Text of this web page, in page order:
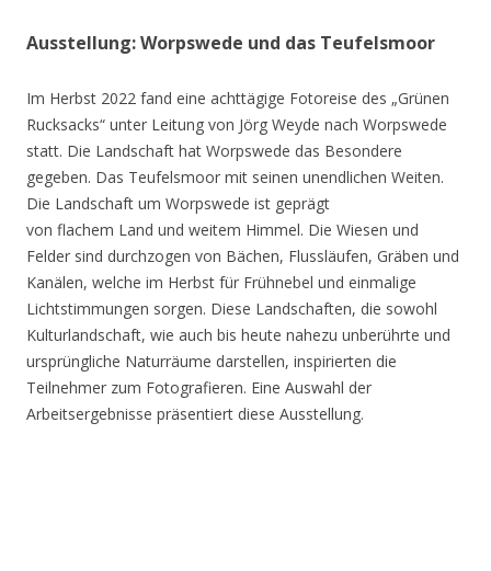
Ausstellung: Worpswede und das Teufelsmoor
Im Herbst 2022 fand eine achttägige Fotoreise des „Grünen
Rucksacks“ unter Leitung von Jörg Weyde nach Worpswede
statt. Die Landschaft hat Worpswede das Besondere
gegeben. Das Teufelsmoor mit seinen unendlichen Weiten.
Die Landschaft um Worpswede ist geprägt
von flachem Land und weitem Himmel. Die Wiesen und
Felder sind durchzogen von Bächen, Flussläufen, Gräben und
Kanälen, welche im Herbst für Frühnebel und einmalige
Lichtstimmungen sorgen. Diese Landschaften, die sowohl
Kulturlandschaft, wie auch bis heute nahezu unberührte und
ursprüngliche Naturräume darstellen, inspirierten die
Teilnehmer zum Fotografieren. Eine Auswahl der
Arbeitsergebnisse präsentiert diese Ausstellung.